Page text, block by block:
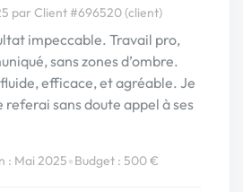
par Client #696520 (client)
impeccable. Travail pro,
sans zones d’ombre.
efficace, et agréable. Je
sans doute appel à ses
: Mai 2025•Budget : 500 €